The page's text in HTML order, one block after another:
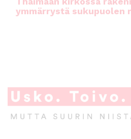
ymmärrystä sukupuolen